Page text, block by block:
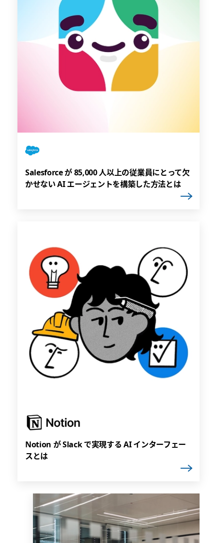
Salesforce が 85,000 人以上の従業員にとって欠
かせない AI エージェントを構築した方法とは
Notion が Slack で実現する AI インターフェー
スとは